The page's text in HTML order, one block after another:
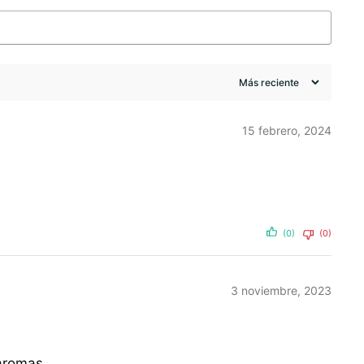
15 febrero, 2024
(0) (0)
3 noviembre, 2023